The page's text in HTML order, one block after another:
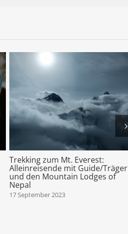
Trekking zum Mt. Everest:
Alleinreisende mit Guide/Träger
und den Mountain Lodges of
Nepal
17 September 2023